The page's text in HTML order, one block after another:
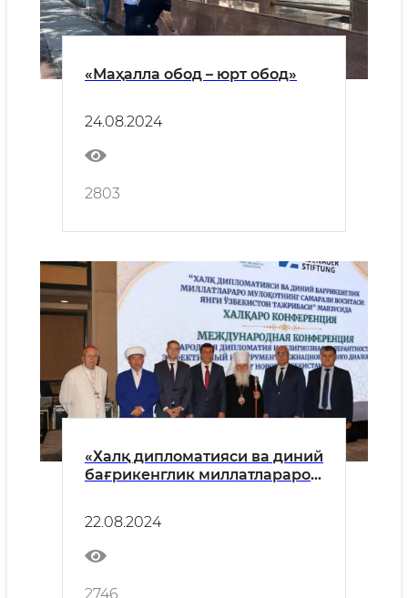
«Маҳалла обод – юрт обод»
24.08.2024
2803
«Халқ дипломатияси ва диний
бағрикенглик миллатлараро
тажрибаси»
22.08.2024
2746